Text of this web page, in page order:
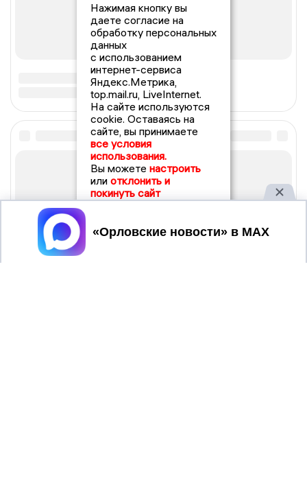
Нажимая кнопку вы
даете согласие на
обработку персональных
данных
с использованием
интернет-сервиса
Яндекс.Метрика,
top.mail.ru, LiveInternet.
На сайте используются
cookie. Оставаясь на
сайте, вы принимаете
все условия
использования.
Вы можете настроить
или отклонить и
покинуть сайт
Принять